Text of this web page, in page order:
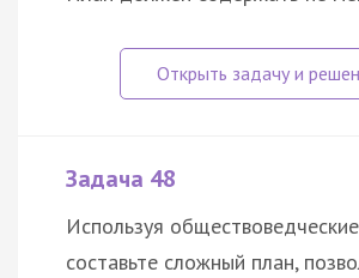
Задача 48
Используя
составьте сложный план,